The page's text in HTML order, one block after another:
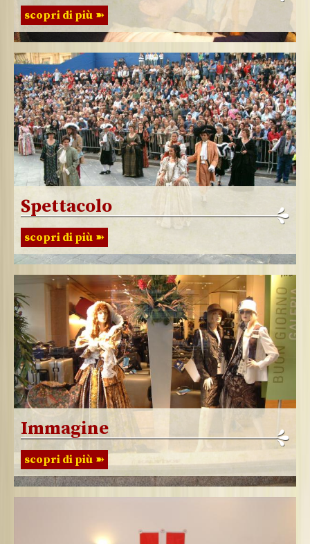
scopri di più
Spettacolo
scopri di più
Immagine
scopri di più